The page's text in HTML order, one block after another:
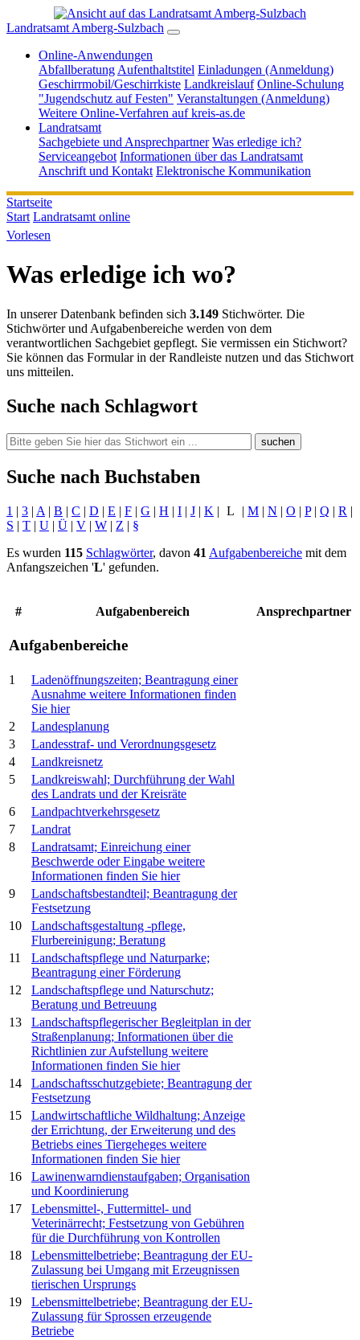
Landratsamt Amberg-Sulzbach
Online-Anwendungen
Abfallberatung Aufenthaltstitel Einladungen (Anmeldung)
Geschirrmobil/Geschirrkiste Landkreislauf Online-Schulung
"Jugendschutz auf Festen" Veranstaltungen (Anmeldung)
Weitere Online-Verfahren auf kreis-as.de
Landratsamt
Sachgebiete und Ansprechpartner Was erledige ich?
Serviceangebot Informationen über das Landratsamt
Anschrift und Kontakt Elektronische Kommunikation
Startseite
Start Landratsamt online
Vorlesen
Was erledige ich wo?
In unserer Datenbank befinden sich 3.149 Stichwörter. Die
Stichwörter und Aufgabenbereiche werden von dem
verantwortlichen Sachgebiet gepflegt. Sie vermissen ein Stichwort?
Sie können das Formular in der Randleiste nutzen und das Stichwort
uns mitteilen.
Suche nach Schlagwort
suchen
Suche nach Buchstaben
1 | 3 | A | B | C | D | E | F | G | H | I | J | K | L | M | N | O | P| Q | R |
S | T | U | Ü | V | W | Z | §
Es wurden 115 Schlagwörter, davon 41 Aufgabenbereiche mit dem
Anfangszeichen 'L' gefunden.
# Aufgabenbereich Ansprechpartner
Aufgabenbereiche
1
Ladenöffnungszeiten; Beantragung einer
Ausnahme weitere Informationen finden
Sie hier
2
Landesplanung
3
Landesstraf- und Verordnungsgesetz
4
Landkreisnetz
5
Landkreiswahl; Durchführung der Wahl
des Landrats und der Kreisräte
6
Landpachtverkehrsgesetz
7
Landrat
8
Landratsamt; Einreichung einer
Beschwerde oder Eingabe weitere
Informationen finden Sie hier
9
Landschaftsbestandteil; Beantragung der
Festsetzung
10
Landschaftsgestaltung -pflege,
Flurbereinigung; Beratung
11
Landschaftspflege und Naturparke;
Beantragung einer Förderung
12
Landschaftspflege und Naturschutz;
Beratung und Betreuung
13
Landschaftspflegerischer Begleitplan in der
Straßenplanung; Informationen über die
Richtlinien zur Aufstellung weitere
Informationen finden Sie hier
14
Landschaftsschutzgebiete; Beantragung der
Festsetzung
15
Landwirtschaftliche Wildhaltung; Anzeige
der Errichtung, der Erweiterung und des
Betriebs eines Tiergeheges weitere
Informationen finden Sie hier
16
Lawinenwarndienstaufgaben; Organisation
und Koordinierung
17
Lebensmittel-, Futtermittel- und
Veterinärrecht; Festsetzung von Gebühren
für die Durchführung von Kontrollen
18
Lebensmittelbetriebe; Beantragung der EU-
Zulassung bei Umgang mit Erzeugnissen
tierischen Ursprungs
19
Lebensmittelbetriebe; Beantragung der EU-
Zulassung für Sprossen erzeugende
Betriebe